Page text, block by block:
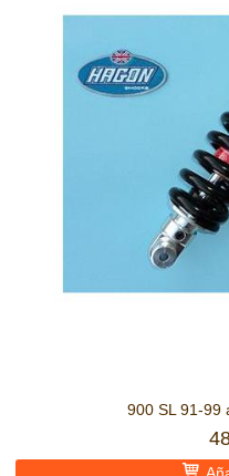
900 SL 91-99